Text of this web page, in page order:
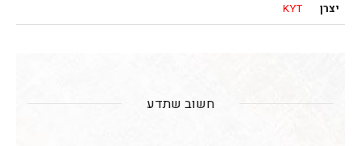
יצרן KYT
חשוב שתדע